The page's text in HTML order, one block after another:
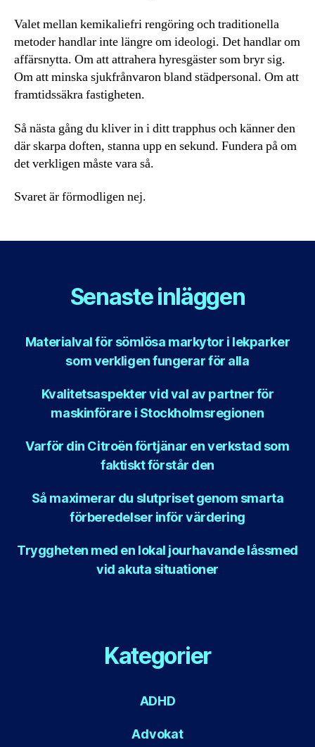
Valet mellan kemikaliefri rengöring och traditionella
metoder handlar inte längre om ideologi. Det handlar om
affärsnytta. Om att attrahera hyresgäster som bryr sig.
Om att minska sjukfrånvaron bland städpersonal. Om att
framtidssäkra fastigheten.
Så nästa gång du kliver in i ditt trapphus och känner den
där skarpa doften, stanna upp en sekund. Fundera på om
det verkligen måste vara så.
Svaret är förmodligen nej.
Senaste inläggen
Materialval för sömlösa markytor i lekparker
som verkligen fungerar för alla
Kvalitetsaspekter vid val av partner för
maskinförare i Stockholmsregionen
Varför din Citroën förtjänar en verkstad som
faktiskt förstår den
Så maximerar du slutpriset genom smarta
förberedelser inför värdering
Tryggheten med en lokal jourhavande låssmed
vid akuta situationer
Kategorier
ADHD
Advokat